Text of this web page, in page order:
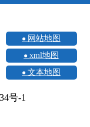
网站地图
xml地图
文本地图
号-1